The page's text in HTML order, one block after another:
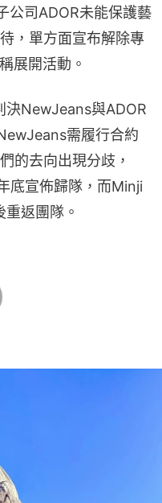
公司ADOR未能保護藝
，單方面宣布解除專
展開活動。
決NewJeans與ADOR
需履行合約
的去向出現分歧，
底宣佈歸隊，而Minji
返團隊。